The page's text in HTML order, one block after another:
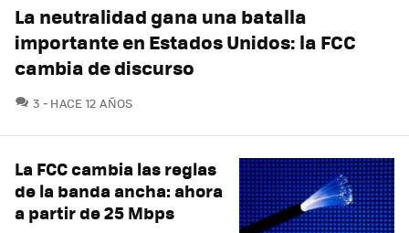
La neutralidad gana una batalla
importante en Estados Unidos: la FCC
cambia de discurso
3 COMENTARIOS
HACE 12 AÑOS
La FCC cambia las reglas
de la banda ancha: ahora
a partir de 25 Mbps